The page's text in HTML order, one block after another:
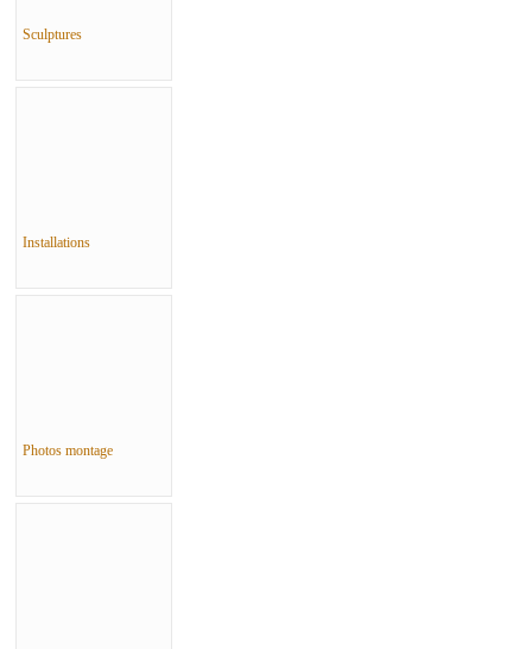
Sculptures
Installations
Photos montage